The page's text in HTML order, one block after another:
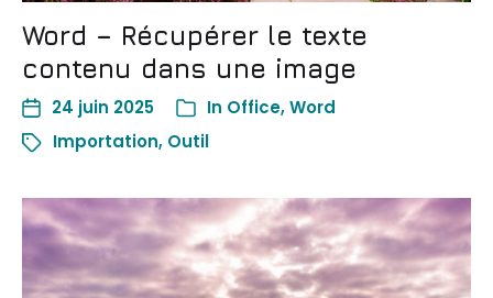
Word – Récupérer le texte
contenu dans une image
24 juin 2025 In Office,Word
Importation, Outil